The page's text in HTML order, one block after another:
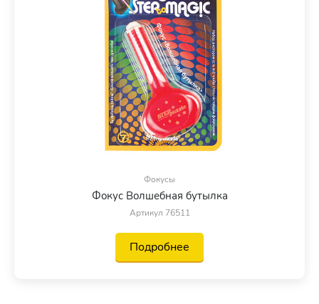
Фокусы
Фокус Волшебная бутылка
Артикул 76511
Подробнее